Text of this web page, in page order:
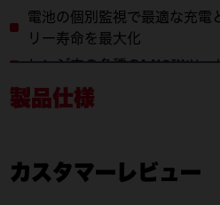
電池の個別監視で最適な充電
リー寿命を最大化
レンジ内の各種のM18™ツー
製品仕様
付属品
カスタマーレビュー